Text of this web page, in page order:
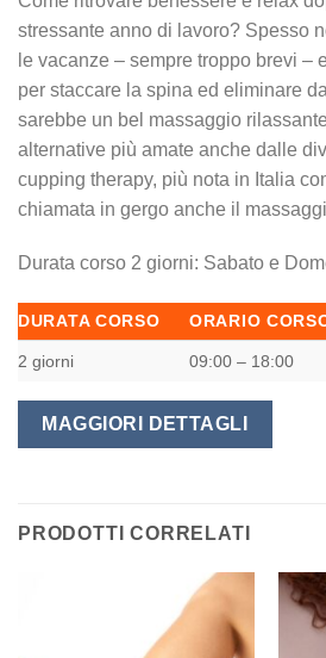
stressante anno di lavoro? Spesso
le vacanze – sempre troppo brevi –
per staccare la spina ed eliminare
sarebbe un bel massaggio
alternative più amate anche dalle
cupping therapy, più nota in Italia
chiamata in gergo anche il
Durata corso 2 giorni: Sabato e
DURATA CORSO ORARIO
2 giorni 09:00 – 18:00
MAGGIORI DETTAGLI
PRODOTTI CORRELATI